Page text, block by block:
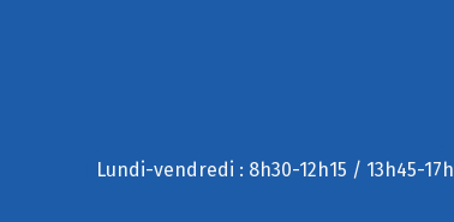
Lundi-vendredi : 8h30-12h15 / 13h45-17h